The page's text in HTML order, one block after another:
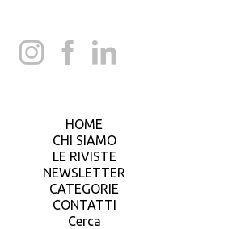
HOME
CHI SIAMO
LE RIVISTE
NEWSLETTER
CATEGORIE
CONTATTI
Cerca